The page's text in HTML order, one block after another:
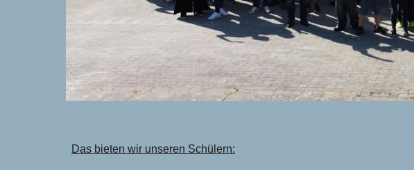
Das bieten wir unseren Schülern: